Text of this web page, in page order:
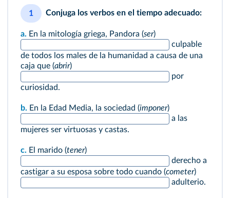
1 Conjuga los verbos en el tiempo adecuado:
a. En la mitología griega, Pandora (ser)
culpable
de todos los males de la humanidad a causa de una
caja que (abrir)
por
curiosidad.
b. En la Edad Media, la sociedad (imponer)
a las
mujeres ser virtuosas y castas.
c. El marido (tener)
derecho a
castigar a su esposa sobre todo cuando (cometer)
adulterio.